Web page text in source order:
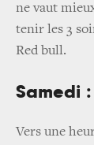
ne vaut
tenir les 3
Red bull.
Samedi
Vers une